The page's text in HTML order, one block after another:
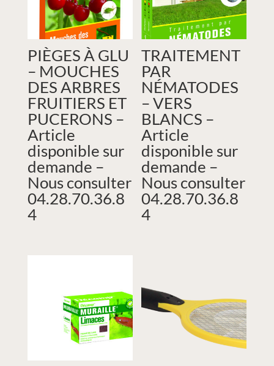
PIÈGES À GLU
– MOUCHES
DES ARBRES
FRUITIERS ET
PUCERONS –
Article
disponible sur
demande –
Nous consulter
04.28.70.36.8
4
TRAITEMENT
PAR
NÉMATODES
– VERS
BLANCS –
Article
disponible sur
demande –
Nous consulter
04.28.70.36.8
4